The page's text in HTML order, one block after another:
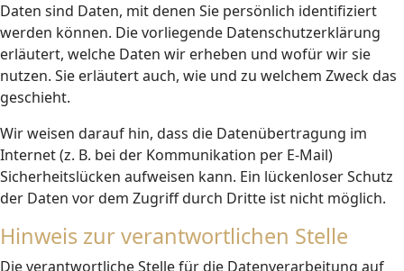
Daten sind Daten, mit denen Sie persönlich identifiziert
werden können. Die vorliegende Datenschutzerklärung
erläutert, welche Daten wir erheben und wofür wir sie
nutzen. Sie erläutert auch, wie und zu welchem Zweck das
geschieht.
Wir weisen darauf hin, dass die Datenübertragung im
Internet (z. B. bei der Kommunikation per E-Mail)
Sicherheitslücken aufweisen kann. Ein lückenloser Schutz
der Daten vor dem Zugriff durch Dritte ist nicht möglich.
Hinweis zur verantwortlichen Stelle
Die verantwortliche Stelle für die Datenverarbeitung auf